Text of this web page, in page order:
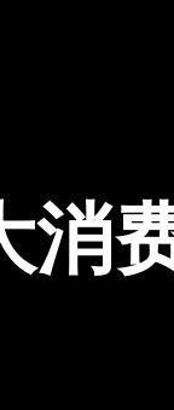
消